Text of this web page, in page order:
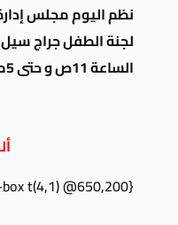
نظم اليوم مجلس
لجنة الطفل جراج
الساعة 11ص و حتى 5م بحديقة الأطفال
{iseries *835- #100 -box t(4,1) @650,200}